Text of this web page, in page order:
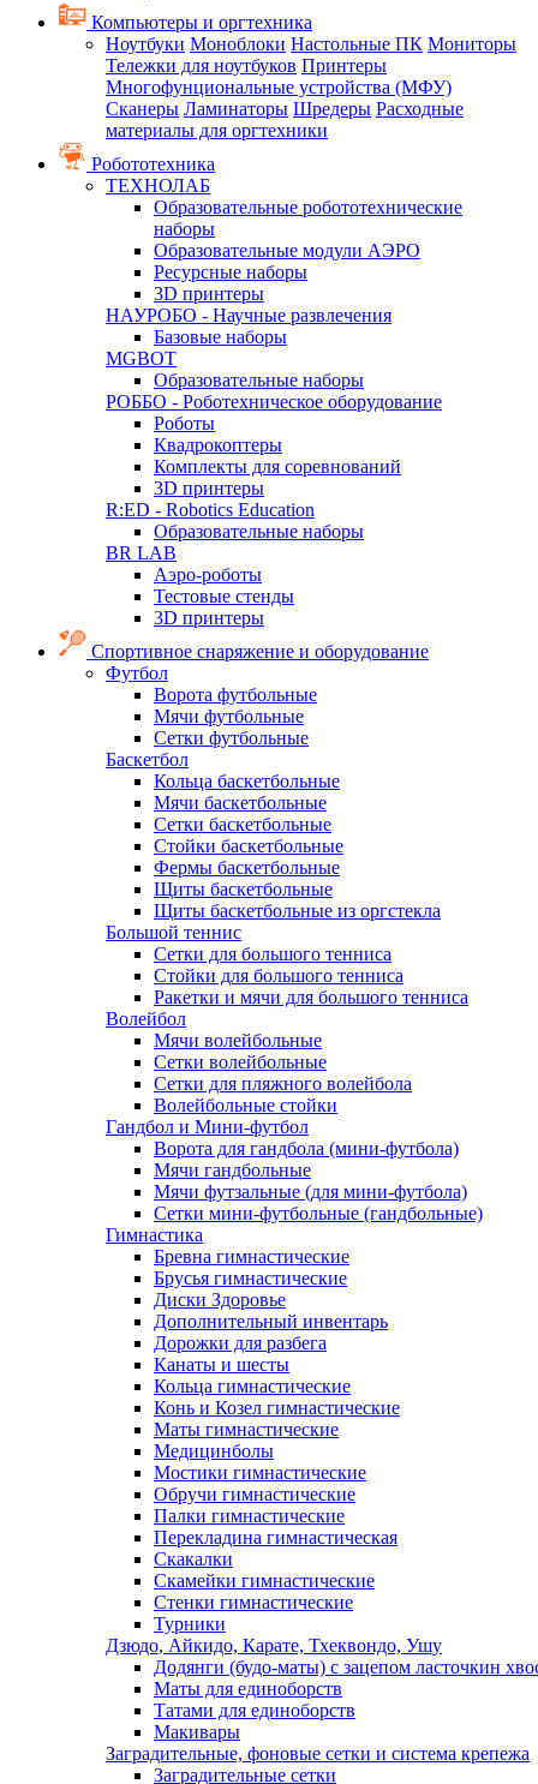
Компьютеры и оргтехника
Ноутбуки Моноблоки Настольные ПК Мониторы
Тележки для ноутбуков Принтеры
Многофунциональные устройства (МФУ)
Сканеры Ламинаторы Шредеры Расходные
материалы для оргтехники
Робототехника
ТЕХНОЛАБ
Образовательные робототехнические
наборы
Образовательные модули АЭРО
Ресурсные наборы
3D принтеры
НАУРОБО - Научные развлечения
Базовые наборы
MGBOT
Образовательные наборы
РОББО - Роботехническое оборудование
Роботы
Квадрокоптеры
Комплекты для соревнований
3D принтеры
R:ED - Robotics Education
Образовательные наборы
BR LAB
Аэро-роботы
Тестовые стенды
3D принтеры
Спортивное снаряжение и оборудование
Футбол
Ворота футбольные
Мячи футбольные
Сетки футбольные
Баскетбол
Кольца баскетбольные
Мячи баскетбольные
Сетки баскетбольные
Стойки баскетбольные
Фермы баскетбольные
Щиты баскетбольные
Щиты баскетбольные из оргстекла
Большой теннис
Сетки для большого тенниса
Стойки для большого тенниса
Ракетки и мячи для большого тенниса
Волейбол
Мячи волейбольные
Сетки волейбольные
Сетки для пляжного волейбола
Волейбольные стойки
Гандбол и Мини-футбол
Ворота для гандбола (мини-футбола)
Мячи гандбольные
Мячи футзальные (для мини-футбола)
Сетки мини-футбольные (гандбольные)
Гимнастика
Бревна гимнастические
Брусья гимнастические
Диски Здоровье
Дополнительный инвентарь
Дорожки для разбега
Канаты и шесты
Кольца гимнастические
Конь и Козел гимнастические
Маты гимнастические
Медицинболы
Мостики гимнастические
Обручи гимнастические
Палки гимнастические
Перекладина гимнастическая
Скакалки
Скамейки гимнастические
Стенки гимнастические
Турники
Дзюдо, Айкидо, Карате, Тхеквондо, Ушу
Додянги (будо-маты) с зацепом ласточкин
Маты для единоборств
Татами для единоборств
Макивары
Заградительные, фоновые сетки и система крепежа
Заградительные сетки